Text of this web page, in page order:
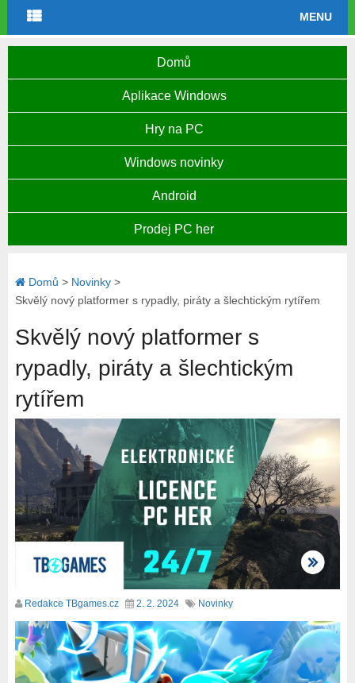
MENU
Domů
Aplikace Windows
Hry na PC
Windows novinky
Android
Prodej PC her
Domů > Novinky>
Skvělý nový platformer s rypadly, piráty a šlechtickým rytířem
Skvělý nový platformer s
rypadly, piráty a šlechtickým
rytířem
Redakce TBgames.cz 2. 2. 2024 Novinky